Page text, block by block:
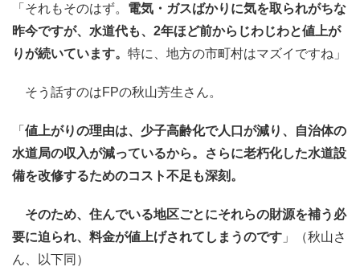
「それもそのはず。 電気・ガスばかりに気を取られがちな
昨今ですが、水道代も、2年ほど前からじわじわと値上が
りが続いています。 特に、地方の市町村はマズイですね」
そう話すのはFPの秋山芳生さん。
「 値上がりの理由は、少子高齢化で人口が減り、自治体の
水道局の収入が減っているから。さらに老朽化した水道設
備を改修するためのコスト不足も深刻。
そのため、住んでいる地区ごとにそれらの財源を補う必
要に迫られ、料金が値上げされてしまうのです 」（秋山さ
ん、以下同）